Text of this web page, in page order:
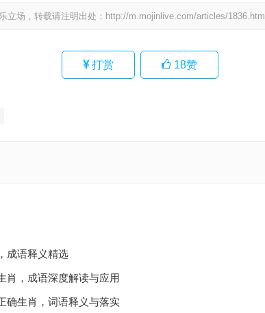
立场，转载请注明出处： http://m.mojinlive.com/articles/1836.html
打赏 18赞
成语释义精选
肖，成语深度解读与应用
确生肖，词语释义与落实